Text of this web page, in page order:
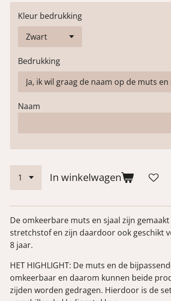
Kleur bedrukking
Bedrukking
Naam
In winkelwagen
De omkeerbare muts en sjaal zijn
stretchstof en zijn daardoor ook geschikt
8 jaar.
HET HIGHLIGHT: De muts en de
omkeerbaar en daarom kunnen beide
zijden worden gedragen. Hierdoor is de